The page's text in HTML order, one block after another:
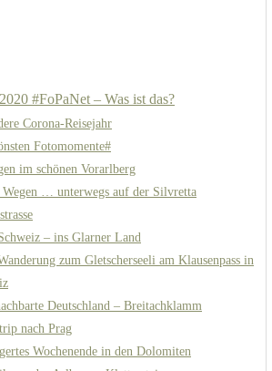
#FoPaNet – Was ist das?
Corona-Reisejahr
Fotomomente#
im schönen Vorarlberg
Wegen … unterwegs auf der Silvretta
– ins Glarner Land
zum Gletscherseeli am Klausenpass in
Deutschland – Breitachklamm
nach Prag
Wochenende in den Dolomiten